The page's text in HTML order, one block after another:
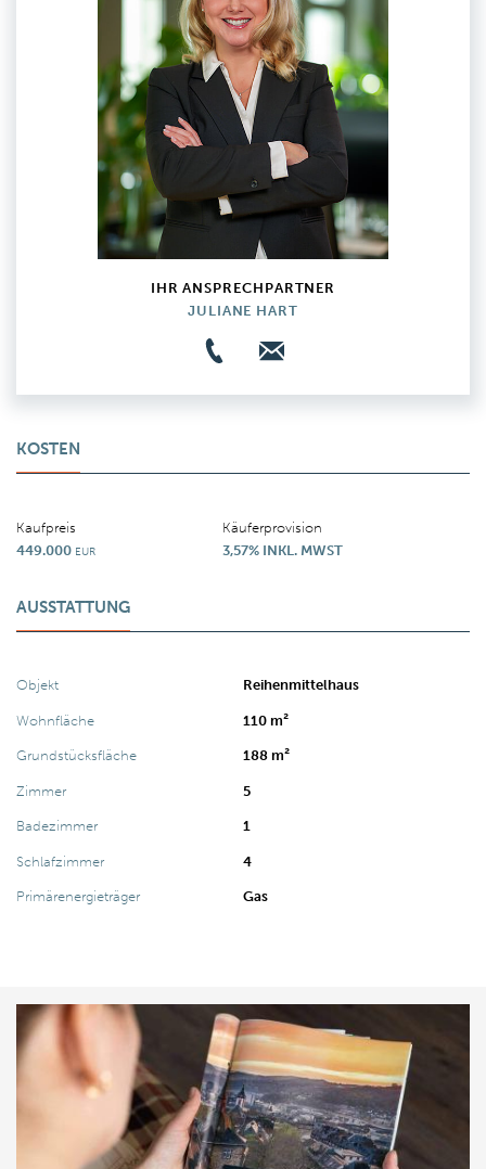
IHR ANSPRECHPARTNER
JULIANE HART
KOSTEN
Kaufpreis
449.000 EUR
Käuferprovision
3,57% INKL. MWST
AUSSTATTUNG
Objekt Reihenmittelhaus
Wohnfläche 110 m²
Grundstücksfläche 188 m²
Zimmer 5
Badezimmer 1
Schlafzimmer 4
Primärenergieträger Gas